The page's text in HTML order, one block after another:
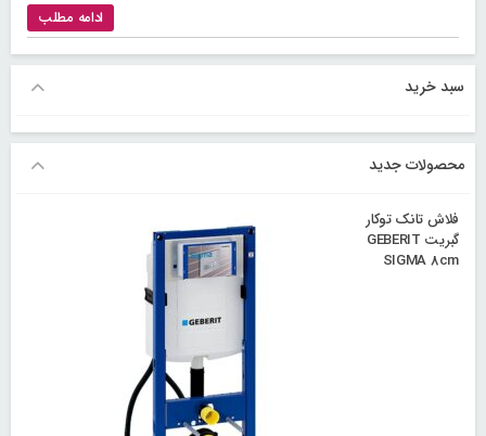
ادامه مطلب
سبد خرید
محصولات جدید
فلاش تانک توکار
گبریت GEBERIT
SIGMA 8cm